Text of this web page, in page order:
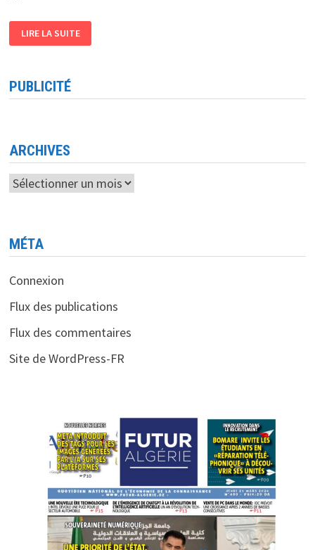
INFORMATIQUE
ASUS
LA
DYNAMIQUE
LIRE LA SUITE
PUBLICITÉ
ARCHIVES
Archives
MÉTA
Connexion
Flux des publications
Flux des commentaires
Site de WordPress-FR